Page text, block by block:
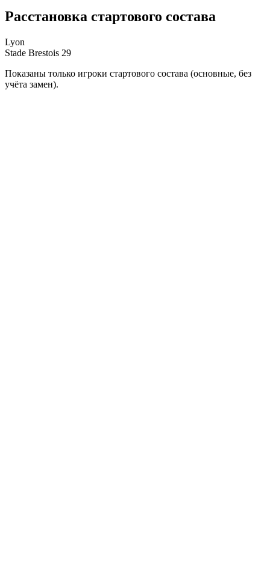
Расстановка стартового состава
Lyon
Stade Brestois 29
Показаны только игроки стартового состава (основные, без
учёта замен).